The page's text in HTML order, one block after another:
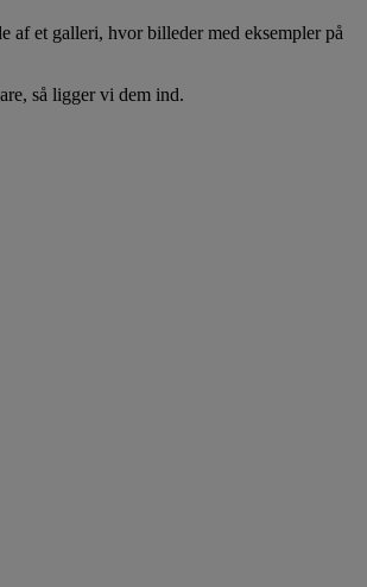
af et galleri, hvor billeder med eksempler på
så ligger vi dem ind.